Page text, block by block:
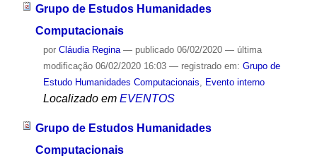
Grupo de Estudos Humanidades
Computacionais
por Cláudia Regina — publicado06/02/2020 — última
modificação06/02/2020 16:03 — registrado em: Grupo de
Estudo Humanidades Computacionais
Evento interno
Localizado em EVENTOS
Grupo de Estudos Humanidades
Computacionais